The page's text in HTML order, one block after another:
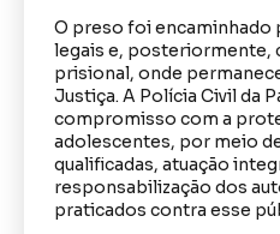
O preso foi
legais e, posteriormente,
prisional, onde
Justiça. A Polícia Civil da
compromisso com a
adolescentes, por meio
qualificadas, atuação
responsabilização dos
praticados contra esse